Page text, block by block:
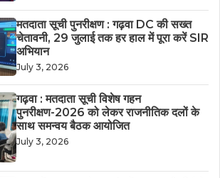
मतदाता सूची पुनरीक्षण : गढ़वा DC की सख्त
चेतावनी, 29 जुलाई तक हर हाल में पूरा करें SIR
अभियान
July 3, 2026
गढ़वा : मतदाता सूची विशेष गहन
पुनरीक्षण-2026 को लेकर राजनीतिक दलों के
साथ समन्वय बैठक आयोजित
July 3, 2026